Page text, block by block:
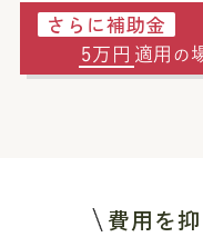
さらに補助金
5万円 適用 の
費用を